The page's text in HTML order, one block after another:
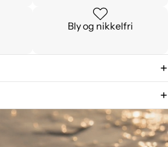
Bly og nikkelfri